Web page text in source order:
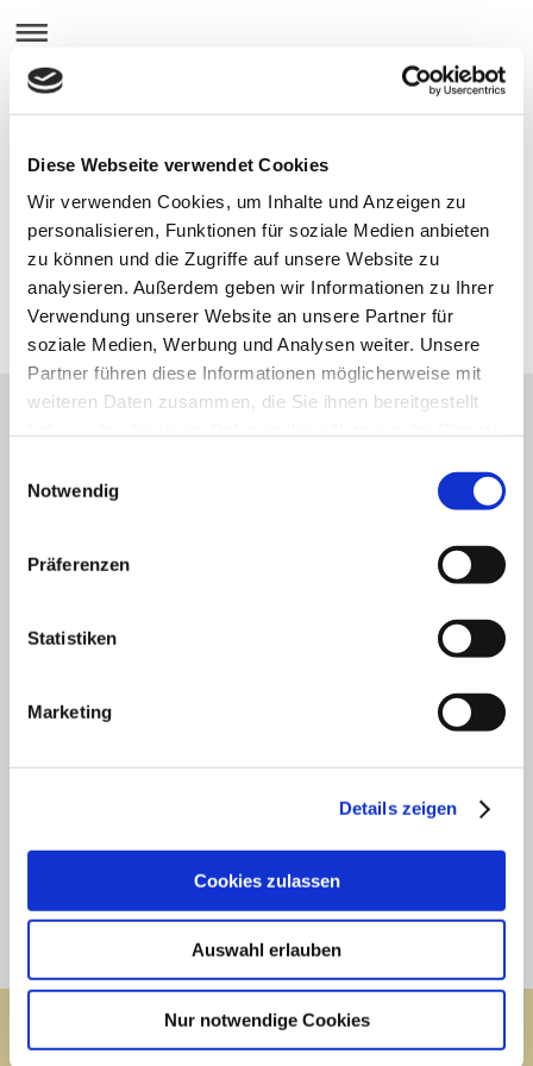
Diese Webseite verwendet Cookies
Wir verwenden Cookies, um Inhalte und Anzeigen zu
personalisieren, Funktionen für soziale Medien anbieten
zu können und die Zugriffe auf unsere Website zu
analysieren. Außerdem geben wir Informationen zu Ihrer
Verwendung unserer Website an unsere Partner für
soziale Medien, Werbung und Analysen weiter. Unsere
Partner führen diese Informationen möglicherweise mit
weiteren Daten zusammen, die Sie ihnen bereitgestellt
Notwendig
Präferenzen
Statistiken
Marketing
Details zeigen
Cookies zulassen
Auswahl erlauben
Nur notwendige Cookies
Restauration von Ölbildern und
Unsere Qualitätsleisten beziehen wir von Spagl, Aicham,
Sitemap
© Galerie Brande